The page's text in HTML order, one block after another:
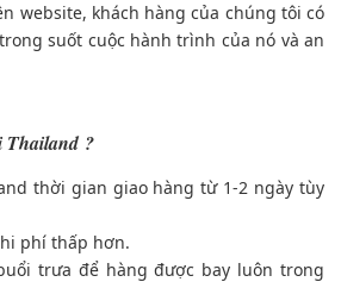
website, khách hàng của chúng tôi có
suốt cuộc hành trình của nó và an
Thailand ?
thời gian giao hàng từ 1-2 ngày tùy
phí thấp hơn.
trưa để hàng được bay luôn trong